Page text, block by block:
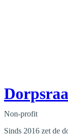
Non-profit
Sinds 2016 zet de